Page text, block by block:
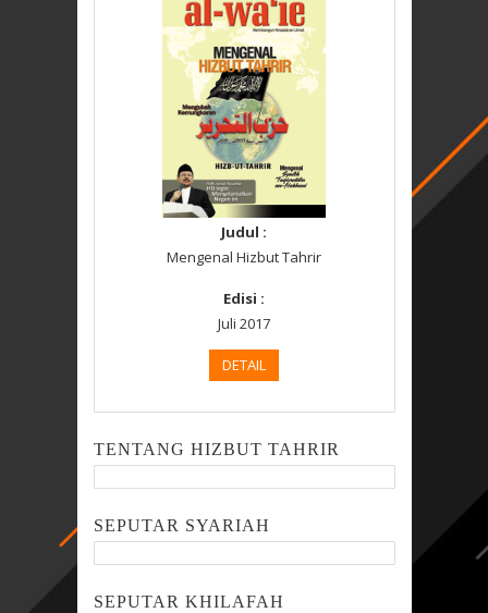
Judul :
Mengenal Hizbut Tahrir
Edisi :
Juli 2017
DETAIL
TENTANG HIZBUT TAHRIR
SEPUTAR SYARIAH
SEPUTAR KHILAFAH